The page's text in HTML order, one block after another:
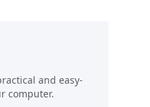
and easy-
computer.